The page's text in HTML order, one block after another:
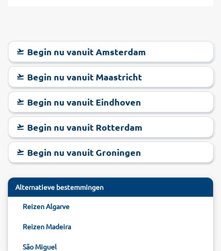
Begin nu vanuit Amsterdam
Begin nu vanuit Maastricht
Begin nu vanuit Eindhoven
Begin nu vanuit Rotterdam
Begin nu vanuit Groningen
Alternatieve bestemmingen
Reizen Algarve
Reizen Madeira
São Miguel